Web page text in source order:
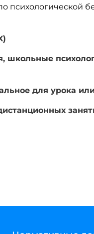
психологической
школьные
для урока